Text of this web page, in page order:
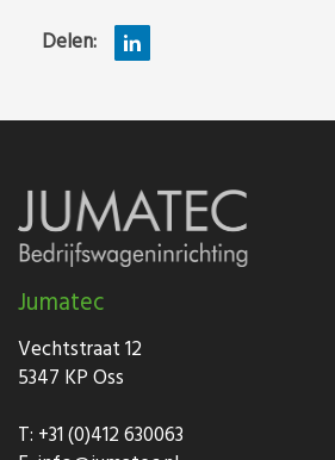
Delen:
Jumatec
Vechtstraat 12
5347 KP Oss
T: +31 (0)412 630063